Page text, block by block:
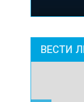
ВЕСТИ